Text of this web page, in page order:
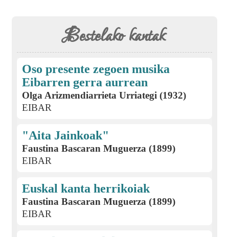
Bestelako kantak
Oso presente zegoen musika
Eibarren gerra aurrean
Olga Arizmendiarrieta Urriategi (1932)
EIBAR
"Aita Jainkoak"
Faustina Bascaran Muguerza (1899)
EIBAR
Euskal kanta herrikoiak
Faustina Bascaran Muguerza (1899)
EIBAR